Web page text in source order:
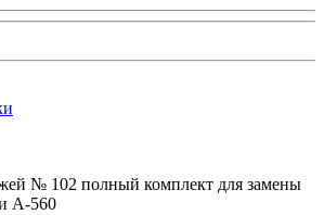
№ 102 полный комплект для замены
А-560